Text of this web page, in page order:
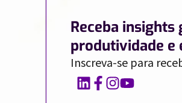
Receba
produtividade e
Inscreva-se para